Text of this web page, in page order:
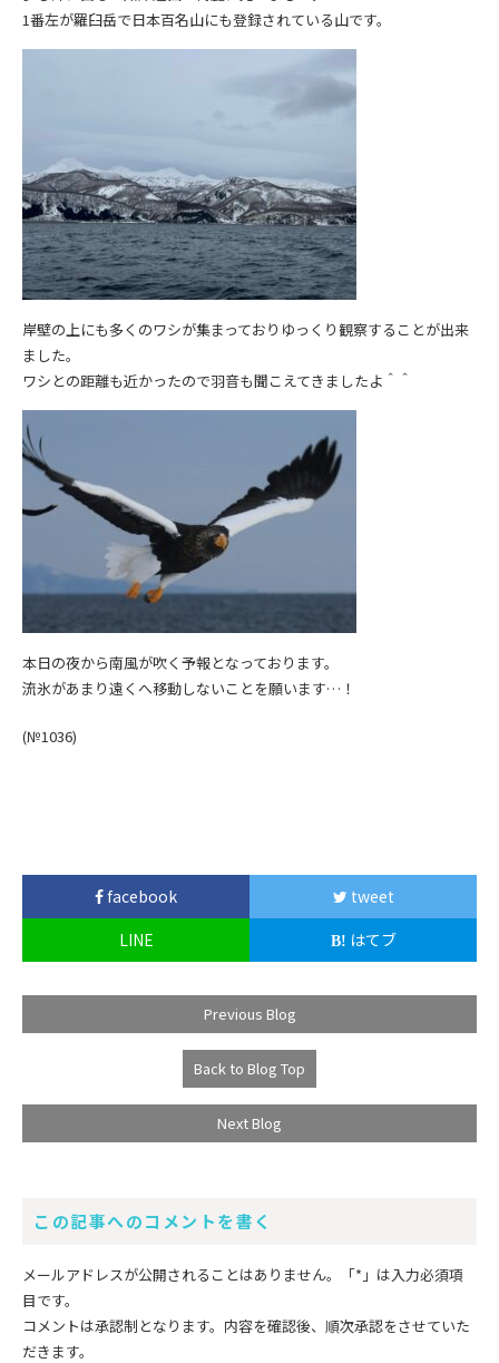
1番左が羅臼岳で日本百名山にも登録されている山です。
岸壁の上にも多くのワシが集まっておりゆっくり観察することが出来
ました。
ワシとの距離も近かったので羽音も聞こえてきましたよ＾＾
本日の夜から南風が吹く予報となっております。
流氷があまり遠くへ移動しないことを願います…！
(№1036)
facebook
tweet
LINE
はてブ
Previous Blog
Back to Blog Top
Next Blog
この記事へのコメントを書く
メールアドレスが公開されることはありません。 「*」 は入力必須項
目です。
コメントは承認制となります。内容を確認後、順次承認をさせていた
だきます。